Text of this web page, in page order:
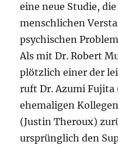
eine neue Studie,
menschlichen
psychischen
Als mit Dr. Robert
plötzlich einer der
ruft Dr. Azumi
ehemaligen
(Justin Theroux)
ursprünglich den